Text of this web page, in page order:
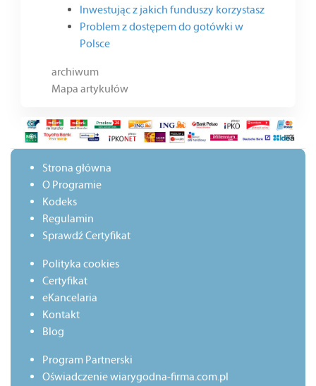
Inwestując z jakich funduszy korzystasz
Problem z dostępem do gotówki w
Polsce
archiwum
Mapa artykułów
Strona główna
O Programie
Kodeks
Regulamin
Sprawdź Certyfikat
Polityka cookies
Certyfikat
eKancelaria
Kontakt
Blog
Program Partnerski
Oświadczenie wiarygodna-firma.com.pl